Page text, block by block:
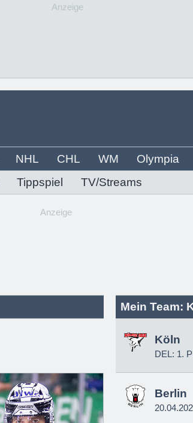
Anzeige
NHL CHL WM
Olympia
Tippspiel TV/Streams
Anzeige
Mein Team:
Köln
DEL: 1.
Berlin